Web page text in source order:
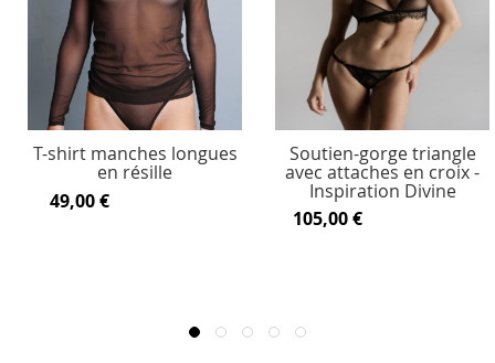
T-shirt manches longues
en résille
49,00 €
Soutien-gorge triangle
avec attaches en croix -
Inspiration Divine
105,00 €